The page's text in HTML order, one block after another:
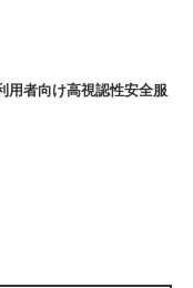
者向け高視認性安全服